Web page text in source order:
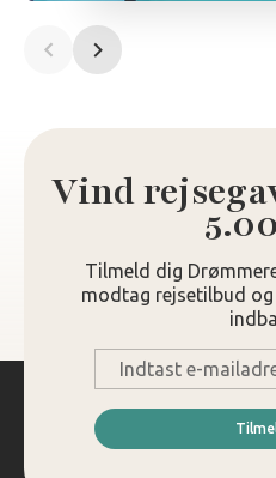
Vind
Tilmeld dig
modtag rejsetilbud
mail
*